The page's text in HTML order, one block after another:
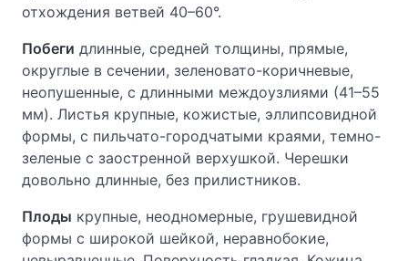
отхождения ветвей 40–60°.
Побеги длинные, средней толщины, прямые,
округлые в сечении, зеленовато-коричневые,
неопушенные, с длинными междоузлиями (41–55
мм). Листья крупные, кожистые, эллипсовидной
формы, с пильчато-городчатыми краями, темно-
зеленые с заостренной верхушкой. Черешки
довольно длинные, без прилистников.
Плоды крупные, неодномерные, грушевидной
формы с широкой шейкой, неравнобокие,